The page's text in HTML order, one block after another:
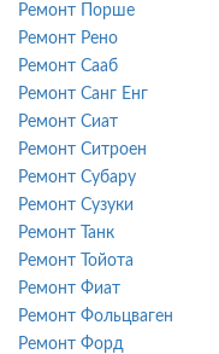
Ремонт Порше
Ремонт Рено
Ремонт Сааб
Ремонт Санг Енг
Ремонт Сиат
Ремонт Ситроен
Ремонт Субару
Ремонт Сузуки
Ремонт Танк
Ремонт Тойота
Ремонт Фиат
Ремонт Фольцваген
Ремонт Форд